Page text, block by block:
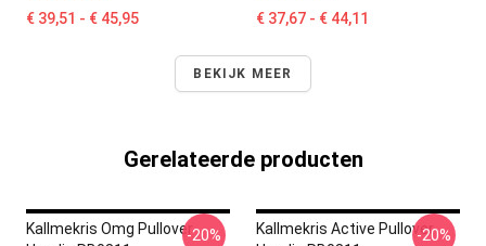
€ 39,51 - € 45,95 € 37,67 - € 44,11
BEKIJK MEER
Gerelateerde producten
Kallmekris Omg Pullover-20%
Kallmekris Active Pullover-20%